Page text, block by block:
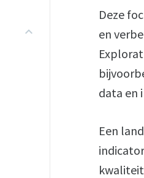
Deze
en
data en
Een